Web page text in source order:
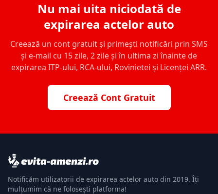
Nu mai uita niciodată de
expirarea actelor auto
Creează un cont gratuit și primești notificări prin SMS
și e-mail cu 15 zile, 2 zile și în ultima zi înainte de
expirarea ITP-ului, RCA-ului, Rovinietei și Licenței ARR.
Creează Cont Gratuit
Notificăm utilizatorii de expirarea actelor auto din 2019. Îți
mulțumim că ne folosești platforma!